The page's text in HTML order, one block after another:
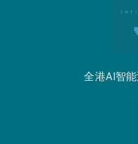
全港AI智